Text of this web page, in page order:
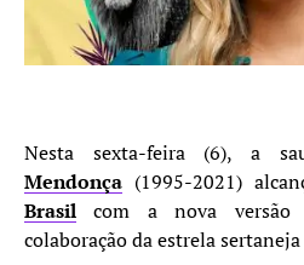
Nesta sexta-feira (6), a
Mendonça (1995-2021)
Brasil com a nova
colaboração da estrela